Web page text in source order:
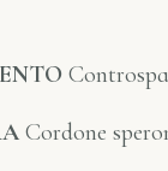
Cordone